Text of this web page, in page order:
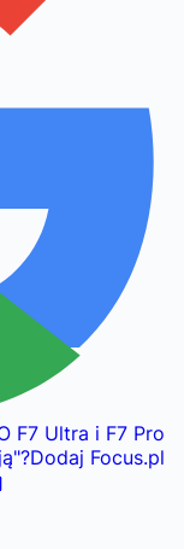
F7 Ultra i F7 Pro
"?Dodaj Focus.pl